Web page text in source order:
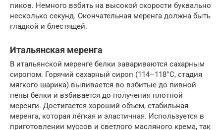
пиков. Немного взбить на высокой скорости буквально
несколько секунд. Окончательная меренга должна быть
гладкой и блестящей.
Итальянская меренга
В итальянской меренге белки завариваются сахарным
сиропом. Горячий сахарный сироп (114–118°C, стадия
мягкого шарика) выливается во взбитые до пивной
пены белки и взбивается до получения плотной
меренги. Достигается хороший объем, стабильная
меренга, которая лёгкая и эластичная. Используется в
приготовлении муссов и светлого масляного крема, так